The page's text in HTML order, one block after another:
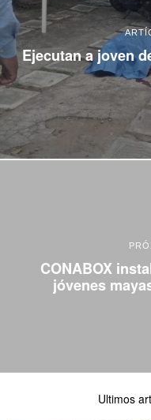
Ejecutan a joven
CONABOX
jóvenes
Ultimos